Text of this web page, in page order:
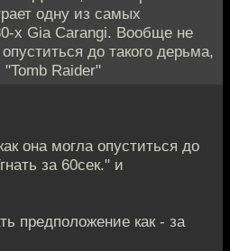
одну из самых
х Gia Carangi. Вообще не
до такого дерьма,
"Tomb Raider"
она могла опуститься до
за 60сек." и
предположение как - за